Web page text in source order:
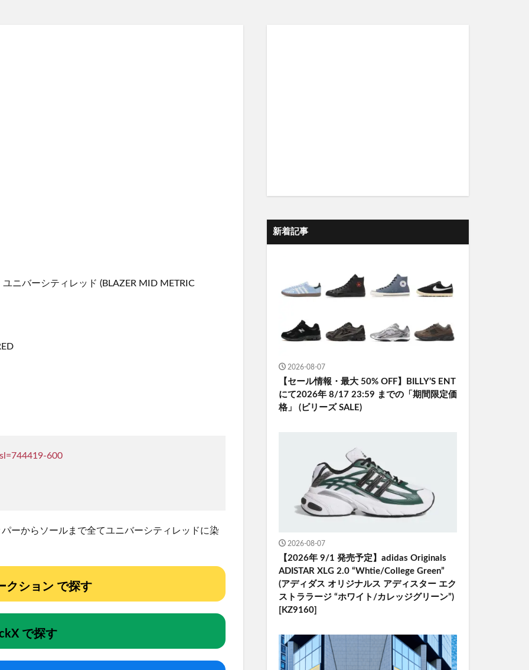
ニバーシティレッド (BLAZER MID METRIC
600
ーからソールまで全てユニバーシティレッドに染
クション で探す
で探す
新着記事
2026-08-07
【セール情報・最大 50% OFF】BILLY’S ENT
にて2026年 8/17 23:59 までの「期間限定価
格」 (ビリーズ SALE)
2026-08-07
【2026年 9/1 発売予定】adidas Originals
ADISTAR XLG 2.0 “Whtie/College Green”
(アディダス オリジナルス アディスター エク
ストララージ “ホワイト/カレッジグリーン”)
[KZ9160]